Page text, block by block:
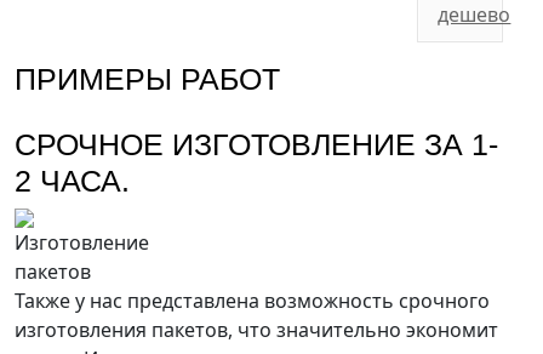
дешево
ПРИМЕРЫ РАБОТ
СРОЧНОЕ ИЗГОТОВЛЕНИЕ ЗА 1-
2 ЧАСА.
Также у нас представлена возможность срочного
изготовления пакетов, что значительно экономит